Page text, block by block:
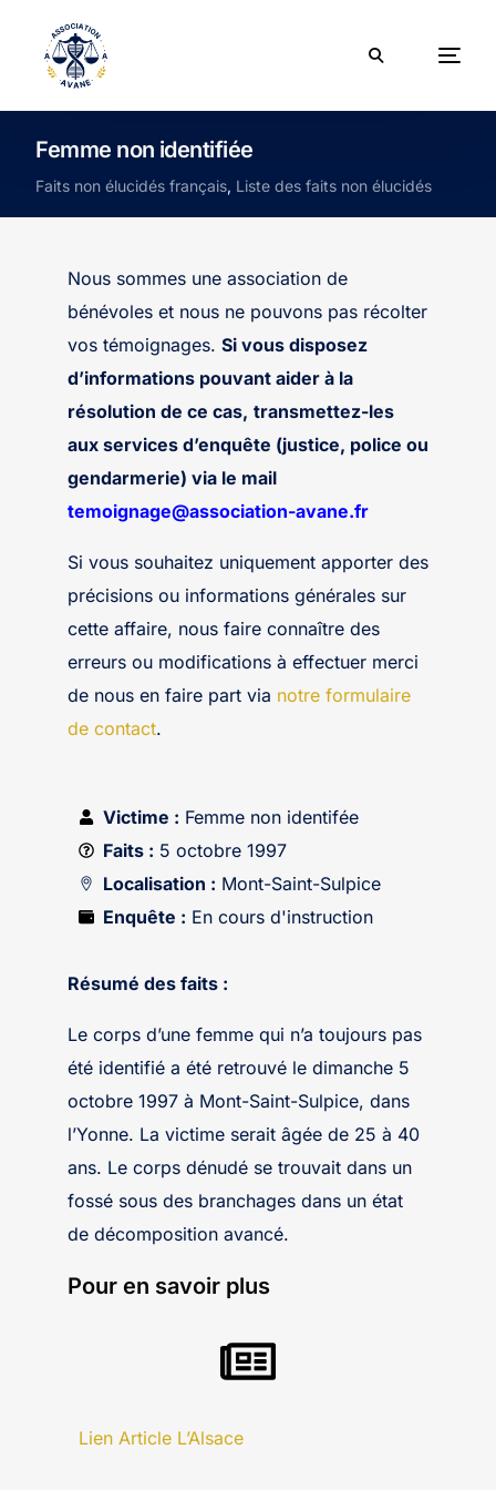
Femme non identifiée
Faits non élucidés français, Liste des faits non élucidés
Nous sommes une association de
bénévoles et nous ne pouvons pas récolter
vos témoignages. Si vous disposez
d’informations pouvant aider à la
résolution de ce cas, transmettez-les
aux services d’enquête (justice, police ou
gendarmerie) via le mail
temoignage@association-avane.fr
Si vous souhaitez uniquement apporter des
précisions ou informations générales sur
cette affaire, nous faire connaître des
erreurs ou modifications à effectuer merci
de nous en faire part via notre formulaire
de contact.
Victime : Femme non identifée
Faits : 5 octobre 1997
Localisation : Mont-Saint-Sulpice
Enquête : En cours d'instruction
Résumé des faits :
Le corps d’une femme qui n’a toujours pas
été identifié a été retrouvé le dimanche 5
octobre 1997 à Mont-Saint-Sulpice, dans
l’Yonne. La victime serait âgée de 25 à 40
ans. Le corps dénudé se trouvait dans un
fossé sous des branchages dans un état
de décomposition avancé.
Pour en savoir plus
Lien Article L’Alsace